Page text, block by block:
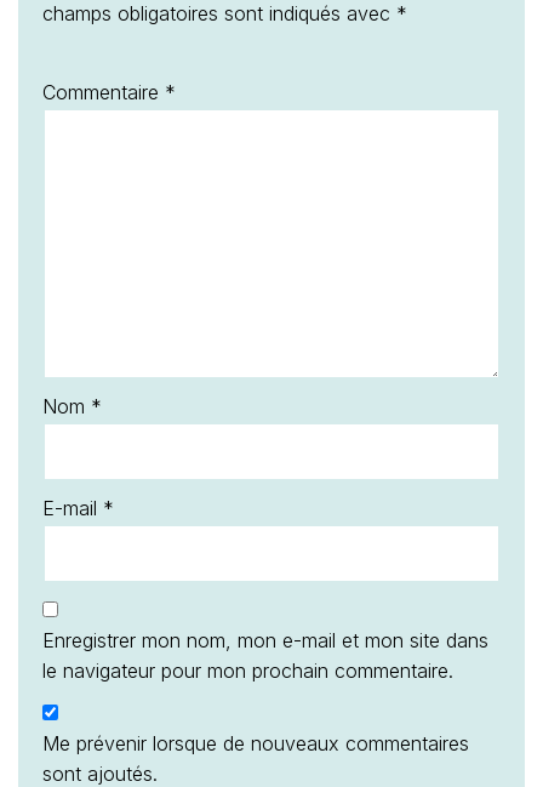
champs obligatoires sont indiqués avec *
Commentaire *
Nom *
E-mail *
Enregistrer mon nom, mon e-mail et mon site dans
le navigateur pour mon prochain commentaire.
Me prévenir lorsque de nouveaux commentaires
sont ajoutés.